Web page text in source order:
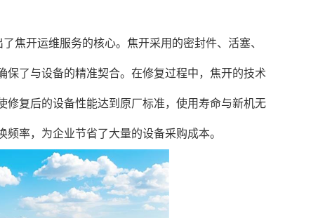
焦开运维服务的核心。焦开采用的密封件、活塞、
了与设备的精准契合。在修复过程中，焦开的技术
修复后的设备性能达到原厂标准，使用寿命与新机无
率，为企业节省了大量的设备采购成本。